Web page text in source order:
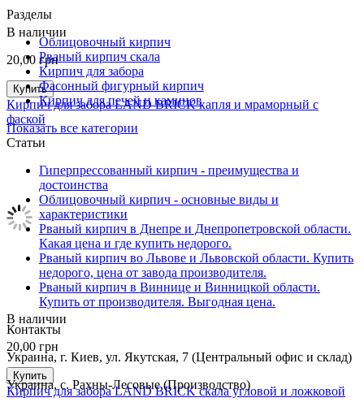
В наличии
20,00 грн
Купить
Кирпич для забора LAND BRICK капля и мраморный с
фаской
В наличии
20,00 грн
Купить
Кирпич для забора LAND BRICK скала угловой и ложковой
Разделы
Облицовочный кирпич
Рваный кирпич скала
Кирпич для забора
Фасонный фигурный кирпич
Кирпич для печей и каминов
Показать все категории
Статьи
Гиперпрессованный кирпич - преимущества и
достоинства
Облицовочный кирпич - основные виды и
характеристики
Рваный кирпич в Днепре и Днепропетровской области.
Какая цена и где купить недорого.
Рваный кирпич во Львове и Львовской области. Купить
недорого, цена от завода производителя.
Рваный кирпич в Виннице и Винницкой области.
Купить от производителя. Выгодная цена.
Контакты
Украина, г. Киев, ул. Якутская, 7 (Центральный офис и склад)
Украина, с. Рахны-Лесовые (Производство)